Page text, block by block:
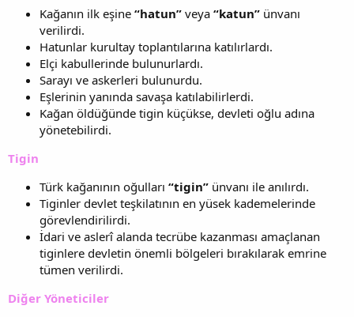
Kağanın ilk eşine “hatun” veya “katun” ünvanı
verilirdi.
Hatunlar kurultay toplantılarına katılırlardı.
Elçi kabullerinde bulunurlardı.
Sarayı ve askerleri bulunurdu.
Eşlerinin yanında savaşa katılabilirlerdi.
Kağan öldüğünde tigin küçükse, devleti oğlu adına
yönetebilirdi.
Tigin
Türk kağanının oğulları “tigin” ünvanı ile anılırdı.
Tiginler devlet teşkilatının en yüsek kademelerinde
görevlendirilirdi.
İdari ve aslerî alanda tecrübe kazanması amaçlanan
tiginlere devletin önemli bölgeleri bırakılarak emrine
tümen verilirdi.
Diğer Yöneticiler